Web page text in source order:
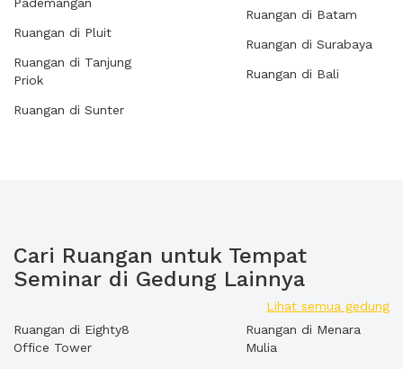
Ruangan di Pluit
Ruangan di Tanjung
Priok
Ruangan di Sunter
Ruangan di Batam
Ruangan di Surabaya
Ruangan di Bali
Cari Ruangan untuk Tempat
Seminar di Gedung Lainnya
Lihat semua gedung
Ruangan di Eighty8
Office Tower
Ruangan di Menara
Mulia